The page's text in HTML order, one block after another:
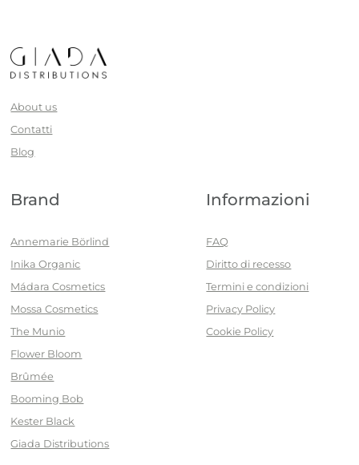
About us
Contatti
Blog
Brand
Annemarie Börlind
Inika Organic
Mádara Cosmetics
Mossa Cosmetics
The Munio
Flower Bloom
Brûmée
Booming Bob
Kester Black
Giada Distributions
Informazioni
FAQ
Diritto di recesso
Termini e condizioni
Privacy Policy
Cookie Policy